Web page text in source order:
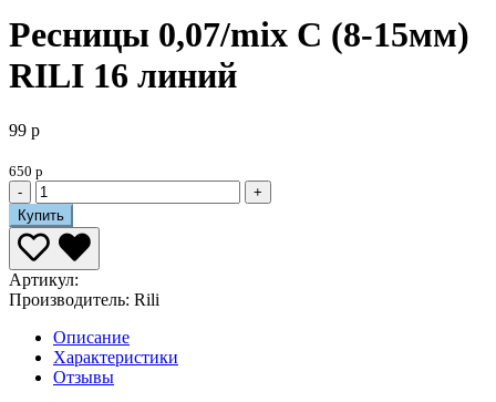
Ресницы 0,07/mix C (8-15мм)
RILI 16 линий
99 р
650 р
-
+
Купить
Артикул:
Производитель: Rili
Описание
Характеристики
Отзывы